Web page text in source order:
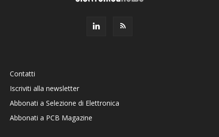
Contatti
Iscriviti alla newsletter
Abbonati a Selezione di Elettronica
Abbonati a PCB Magazine